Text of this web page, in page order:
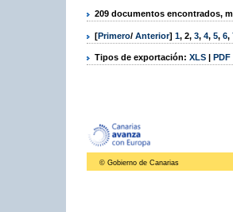
209 documentos encontrados,
[Primero/ Anterior] 1, 2, 3, 4, 5, 6,
Tipos de exportación: XLS | PDF
© Gobierno de Canarias